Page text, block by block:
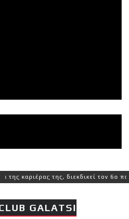
καριέρας της, διεκδικεί τον 6ο
GALATSI